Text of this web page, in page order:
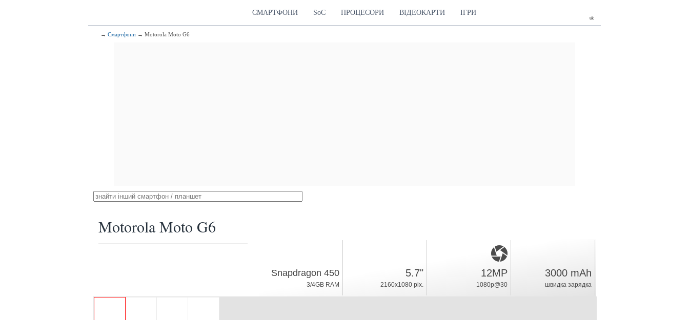
uk
СМАРТФОНИ SoC ПРОЦЕСОРИ ВІДЕОКАРТИ ІГРИ
→ Смартфони → Motorola Moto G6
Motorola Moto G6
Android 8.0
3.6%
рейтинг
Snapdragon 450
3/4GB RAM
5.7"
2160x1080 pix.
12MP
1080p@30
3000 mAh
швидка зарядка